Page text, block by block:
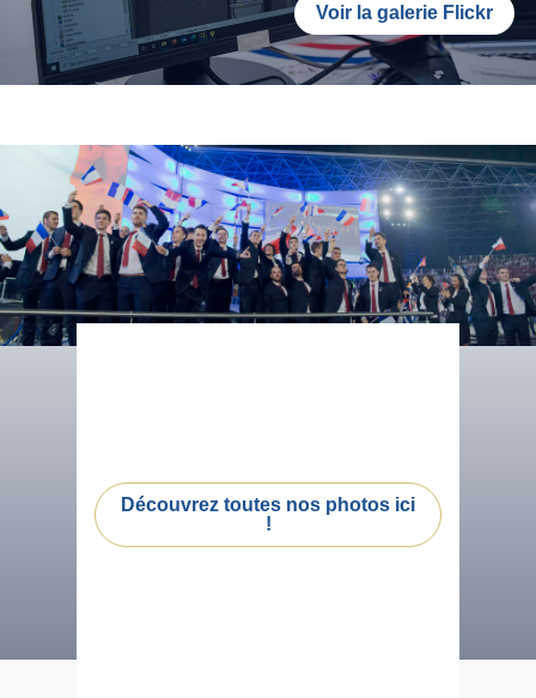
Voir la galerie Flickr
Découvrez toutes nos photos ici
!